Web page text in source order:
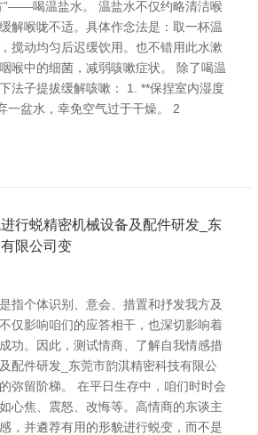
”——喝温盐水。 温盐水不仅约略清洁喉
解喉咙不适。具体作念法是：取一杯温
搅动均匀后迟缓饮用。也不错用此水漱
喉中的细菌，减弱咳嗽症状。 除了喝温
法子提拔缓解咳嗽： 1. **保捏室内湿度
一盆水，幸免空气过于干燥。 2
行蜕精密机械设备及配件研发_东
限公司变
指个体识别、意会、措置和抒发我方及
仅影响咱们的应答相干，也深切影响着
功。因此，测试情商、了解自我情感措
配件研发_东莞市韵淇精密科技有限公
弥留阶梯。 在平日生存中，咱们时时会
心焦、震怒、改悔等。高情商的东谈主
，并遴荐有用的形貌进行蜕变，而不是